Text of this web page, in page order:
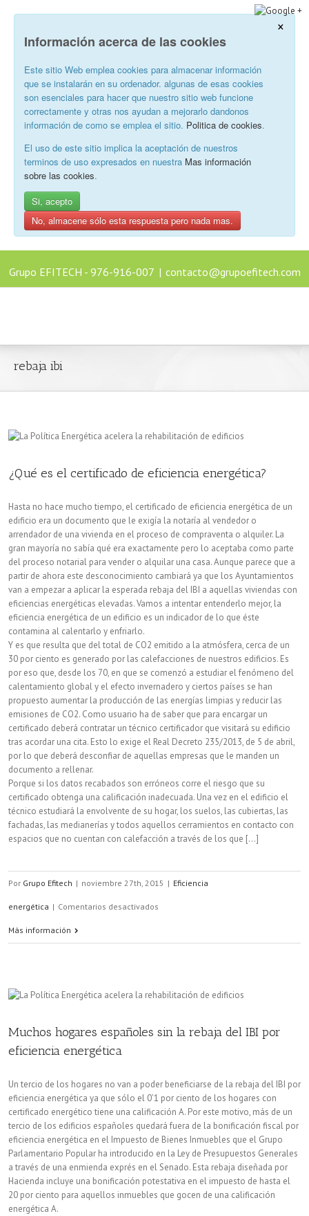
×
Información acerca de las cookies
Este sitio Web emplea cookies para almacenar información
que se instalarán en su ordenador. algunas de esas cookies
son esenciales para hacer que nuestro sitio web funcione
correctamente y otras nos ayudan a mejorarlo dandonos
información de como se emplea el sitio. Politica de cookies.
El uso de este sitio implica la aceptación de nuestros
terminos de uso expresados en nuestra Mas información
sobre las cookies.
Si, acepto
No, almacene sólo esta respuesta pero nada mas.
Grupo EFITECH - 976-916-007 | contacto@grupoefitech.com
rebaja ibi
¿Qué es el certificado de eficiencia energética?
Hasta no hace mucho tiempo, el certificado de eficiencia energética de un
edificio era un documento que le exigía la notaría al vendedor o
arrendador de una vivienda en el proceso de compraventa o alquiler. La
gran mayoría no sabía qué era exactamente pero lo aceptaba como parte
del proceso notarial para vender o alquilar una casa. Aunque parece que a
partir de ahora este desconocimiento cambiará ya que los Ayuntamientos
van a empezar a aplicar la esperada rebaja del IBI a aquellas viviendas con
eficiencias energéticas elevadas. Vamos a intentar entenderlo mejor, la
eficiencia energética de un edificio es un indicador de lo que éste
contamina al calentarlo y enfriarlo.
Y es que resulta que del total de CO2 emitido a la atmósfera, cerca de un
30 por ciento es generado por las calefacciones de nuestros edificios. Es
por eso que, desde los 70, en que se comenzó a estudiar el fenómeno del
calentamiento global y el efecto invernadero y ciertos países se han
propuesto aumentar la producción de las energías limpias y reducir las
emisiones de CO2. Como usuario ha de saber que para encargar un
certificado deberá contratar un técnico certificador que visitará su edificio
tras acordar una cita. Esto lo exige el Real Decreto 235/2013, de 5 de abril,
por lo que deberá desconfiar de aquellas empresas que le manden un
documento a rellenar.
Porque si los datos recabados son erróneos corre el riesgo que su
certificado obtenga una calificación inadecuada. Una vez en el edificio el
técnico estudiará la envolvente de su hogar, los suelos, las cubiertas, las
fachadas, las medianerías y todos aquellos cerramientos en contacto con
espacios que no cuentan con calefacción a través de los que [...]
Por Grupo Efitech | noviembre 27th, 2015 | Eficiencia
energética | Comentarios desactivados
certificado
Más información
Muchos hogares españoles sin la rebaja del IBI por
eficiencia energética
Un tercio de los hogares no van a poder beneficiarse de la rebaja del IBI por
eficiencia energética ya que sólo el 0’1 por ciento de los hogares con
certificado energético tiene una calificación A. Por este motivo, más de un
tercio de los edificios españoles quedará fuera de la bonificación fiscal por
eficiencia energética en el Impuesto de Bienes Inmuebles que el Grupo
Parlamentario Popular ha introducido en la Ley de Presupuestos Generales
a través de una enmienda exprés en el Senado. Esta rebaja diseñada por
Hacienda incluye una bonificación potestativa en el impuesto de hasta el
20 por ciento para aquellos inmuebles que gocen de una calificación
energética A.